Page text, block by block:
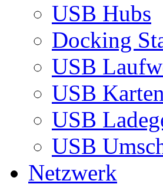
USB Hubs
Docking
USB
USB
USB
USB
Netzwerk